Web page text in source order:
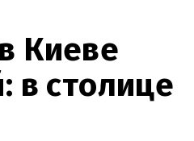
Киеве
в столице